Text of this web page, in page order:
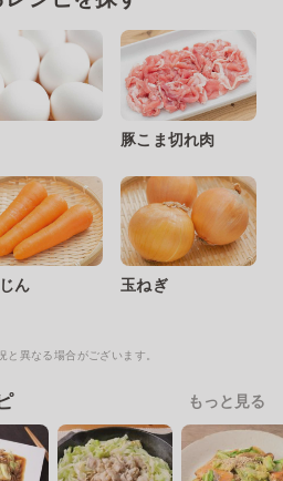
豚こま切れ肉
ん 玉ねぎ
異なる場合がございます。
もっと見る